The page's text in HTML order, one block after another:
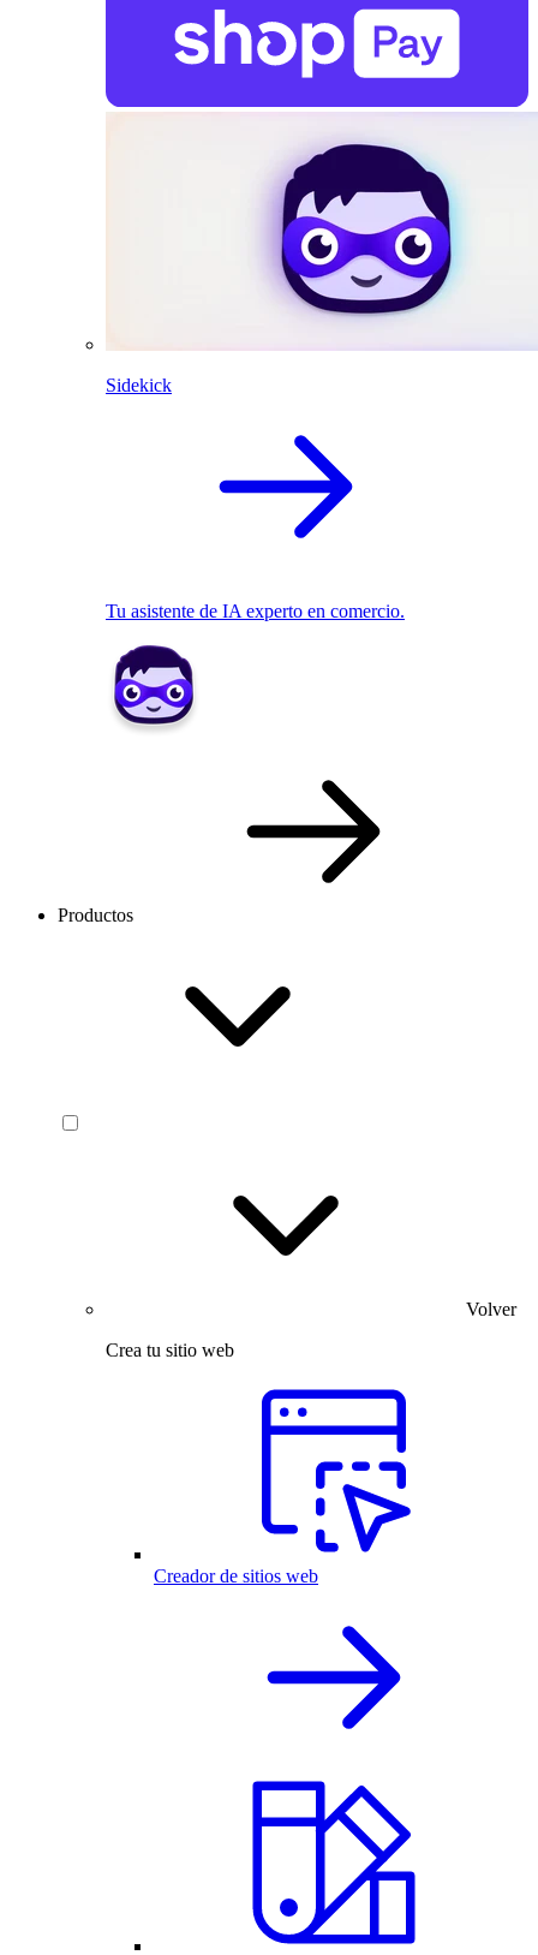
Sidekick
Tu asistente de IA experto en comercio.
Productos
Volver
Crea tu sitio web
Creador de sitios web